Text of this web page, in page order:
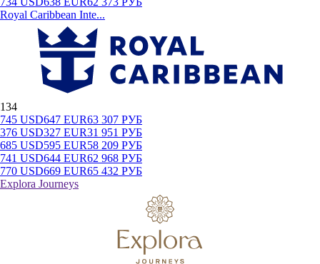
Royal Caribbean Inte...
134
745 USD647 EUR63 307 РУБ
376 USD327 EUR31 951 РУБ
685 USD595 EUR58 209 РУБ
741 USD644 EUR62 968 РУБ
770 USD669 EUR65 432 РУБ
Explora Journeys